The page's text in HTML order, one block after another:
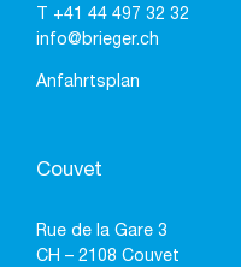
+41 44 497 32 32
info@brieger.ch
Anfahrtsplan
Couvet
Rue de la Gare 3
CH – 2108 Couvet